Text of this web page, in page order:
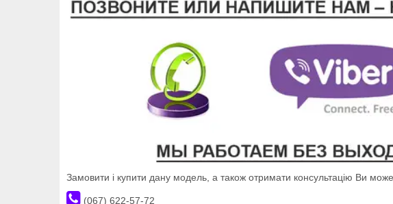
Замовити і купити дану модель, а також отримати консультацію Ви
(067) 622-57-72